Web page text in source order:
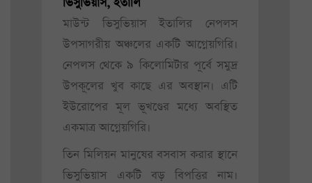
মাউন্ট ভিসুভিয়াস ইতালির নেপলস
উপসাগরীয় অঞ্চলের একটি আগ্নেয়গিরি।
নেপলস থেকে ৯ কিলোমিটার পূর্বে সমুদ্র
উপকূলের খুব কাছে এর অবস্থান। এটি
ইউরোপের মূল ভূখণ্ডের মধ্যে অবস্থিত
একমাত্র আগ্নেয়গিরি।
তিন মিলিয়ন মানুষের বসবাস করার স্থানে
ভিসুভিয়াস একটি বড় বিপত্তির নাম।